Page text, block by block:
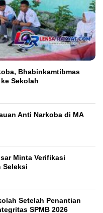
Bhabinkamtibmas
Sekolah
Anti Narkoba di MA
Minta Verifikasi
Seleksi
Setelah Penantian
SPMB 2026